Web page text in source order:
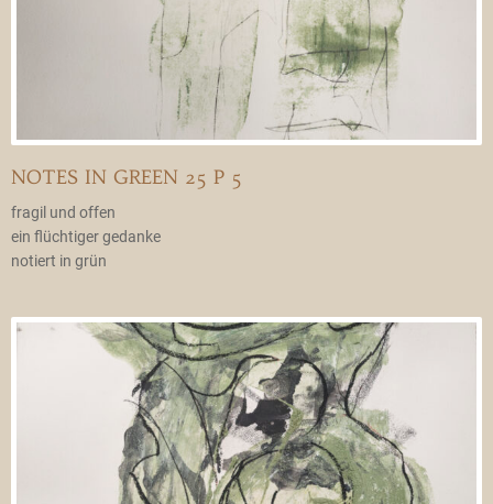
NOTES IN GREEN 25 P 5
fragil und offen
ein flüchtiger gedanke
notiert in grün